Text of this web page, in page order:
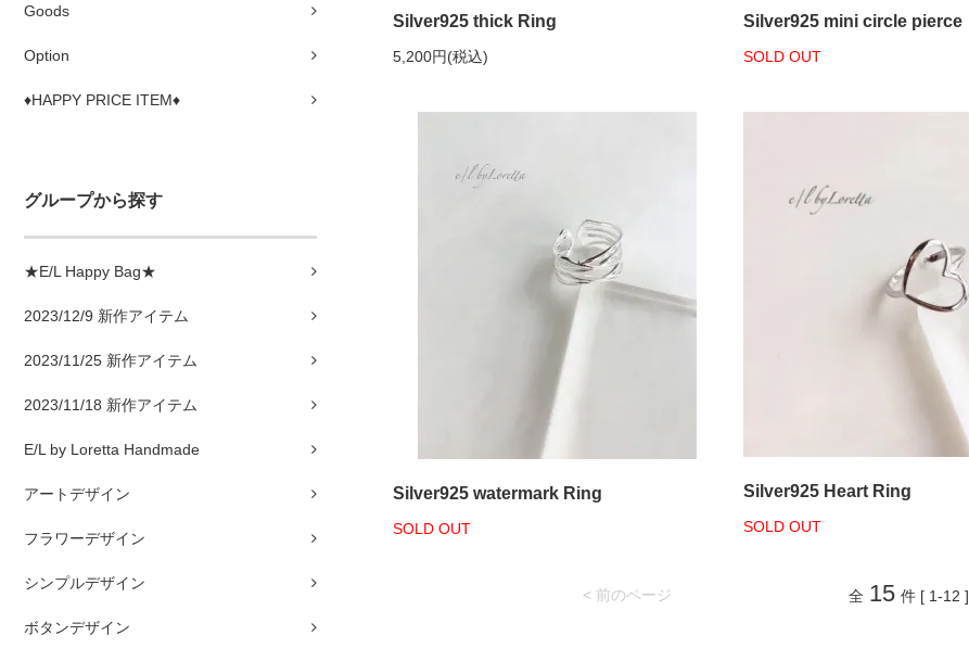
Goods
Option
♦HAPPY PRICE ITEM♦
グループから探す
★E/L Happy Bag★
2023/12/9 新作アイテム
2023/11/25 新作アイテム
2023/11/18 新作アイテム
E/L by Loretta Handmade
アートデザイン
フラワーデザイン
シンプルデザイン
ボタンデザイン
Silver925 thick Ring
5,200円(税込)
Silver925 mini circle pierce
SOLD OUT
Silver925 watermark Ring
SOLD OUT
Silver925 Heart Ring
SOLD OUT
< 前のページ 全 15 件 [ 1-12 ]